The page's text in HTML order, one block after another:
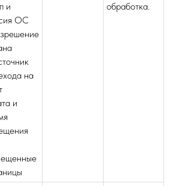
и
ОС
на
и
обработка.